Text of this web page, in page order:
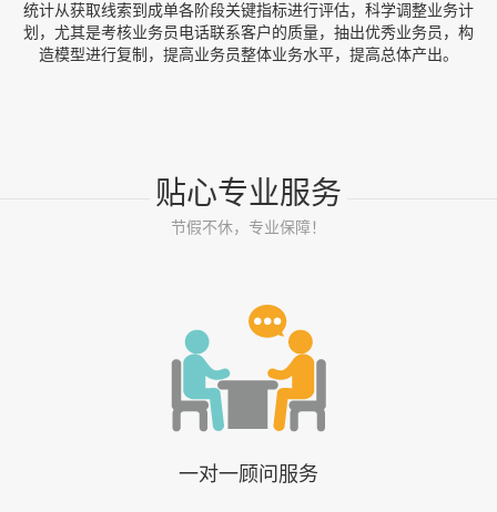
统计从获取线索到成单各阶段关键指标进行评估，科学调整业务计
划，尤其是考核业务员电话联系客户的质量，抽出优秀业务员，构
造模型进行复制，提高业务员整体业务水平，提高总体产出。
贴心专业服务
节假不休，专业保障！
一对一顾问服务